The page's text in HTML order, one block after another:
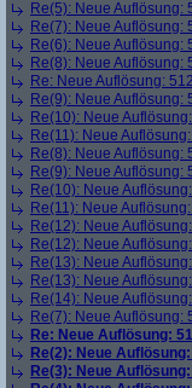
Re(5): Neue Auflösung:
Re(7): Neue Auflösung:
Re(6): Neue Auflösung:
Re(8): Neue Auflösung:
Re: Neue Auflösung:
Re(9): Neue Auflösung:
Re(10): Neue
Re(11): Neue
Re(8): Neue Auflösung:
Re(9): Neue Auflösung:
Re(10): Neue
Re(11): Neue
Re(12): Neue
Re(12): Neue
Re(13): Neue
Re(13): Neue
Re(14): Neue
Re(7): Neue Auflösung:
Re: Neue Auflösung:
Re(2): Neue
Re(3): Neue